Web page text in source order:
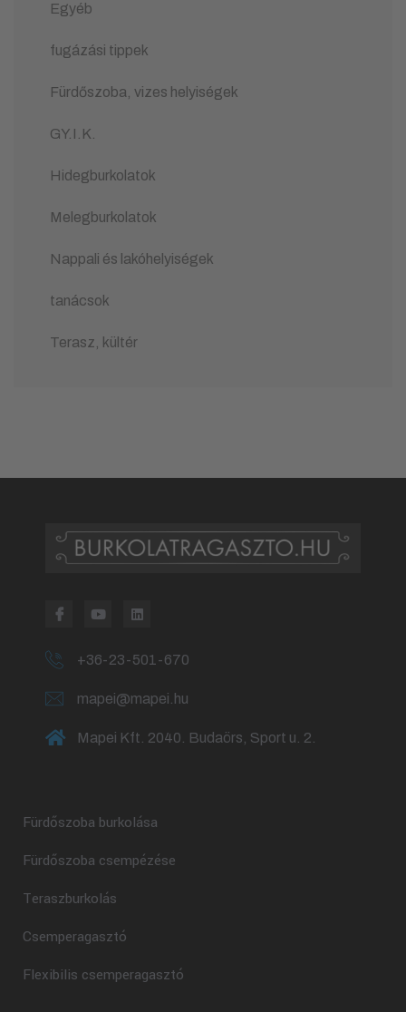
Egyéb
fugázási tippek
Fürdőszoba, vizes helyiségek
GY.I.K.
Hidegburkolatok
Melegburkolatok
Nappali és lakóhelyiségek
tanácsok
Terasz, kültér
+36-23-501-670
mapei@mapei.hu
Mapei Kft. 2040. Budaörs, Sport u. 2.
Fürdőszoba burkolása
Fürdőszoba csempézése
Teraszburkolás
Csemperagasztó
Flexibilis csemperagasztó